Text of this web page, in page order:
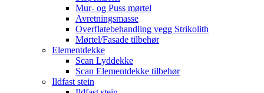
Mur- og Puss mørtel
Avretningsmasse
Overflatebehandling vegg Strikolith
Mørtel/Fasade tilbehør
Elementdekke
Scan Lyddekke
Scan Elementdekke tilbehør
Ildfast stein